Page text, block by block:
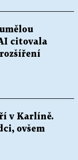
citovala
v Karlíně.
ovšem